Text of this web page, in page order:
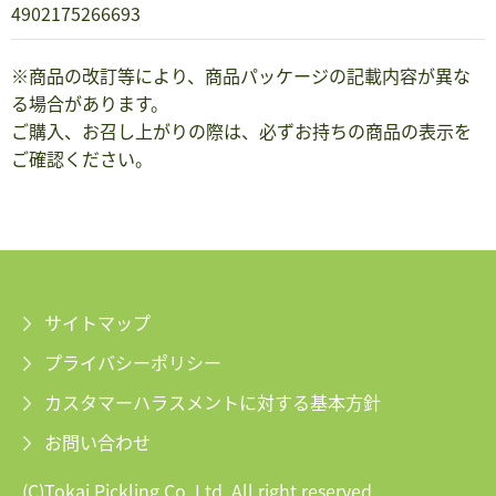
4902175266693
※商品の改訂等により、商品パッケージの記載内容が異な
る場合があります。
ご購入、お召し上がりの際は、必ずお持ちの商品の表示を
ご確認ください。
(C)Tokai Pickling Co.,Ltd. All right reserved.
サイトマップ
プライバシーポリシー
カスタマーハラスメントに対する基本方針
お問い合わせ